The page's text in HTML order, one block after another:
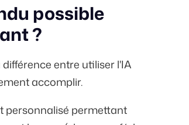
possible
?
entre utiliser l'IA
accomplir.
personnalisé permettant